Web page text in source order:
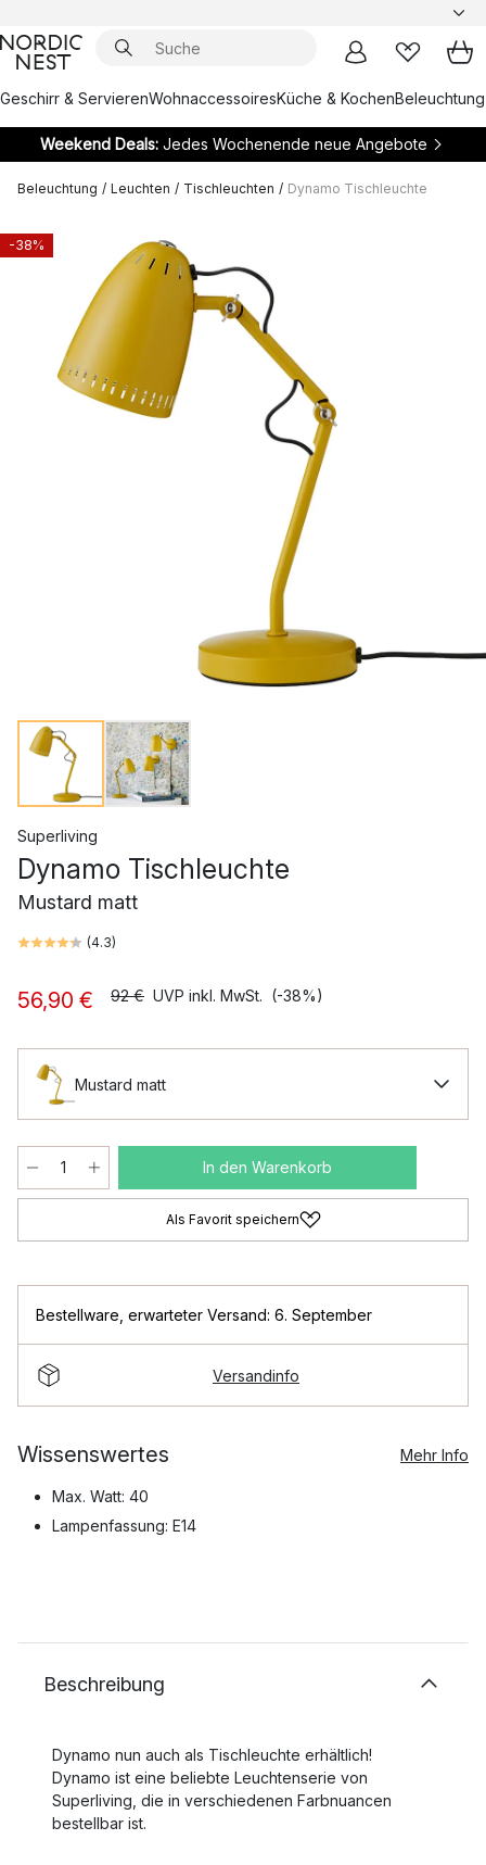
Geschirr & ServierenWohnaccessoiresKüche & KochenBeleuchtung
Weekend Deals:Jedes Wochenende neue Angebote
Beleuchtung / Leuchten / Tischleuchten / Dynamo Tischleuchte
-38%
Superliving
Dynamo Tischleuchte
Mustard matt
(4.3)
56,90 € 92 € UVP inkl. MwSt. (-38%)
Mustard matt
In den Warenkorb
Als Favorit speichern
Bestellware erwarteter Versand: 6. September
Versandinfo
Wissenswertes Mehr Info
Max. Watt: 40
Lampenfassung: E14
Beschreibung
Dynamo nun auch als Tischleuchte erhältlich!
Dynamo ist eine beliebte Leuchtenserie von
Superliving, die in verschiedenen Farbnuancen
bestellbar ist.